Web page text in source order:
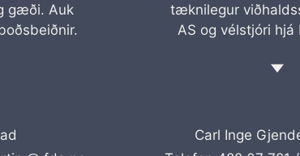
gæði. Auk
tæknilegur
AS og vélstjóri hjá
Carl Inge